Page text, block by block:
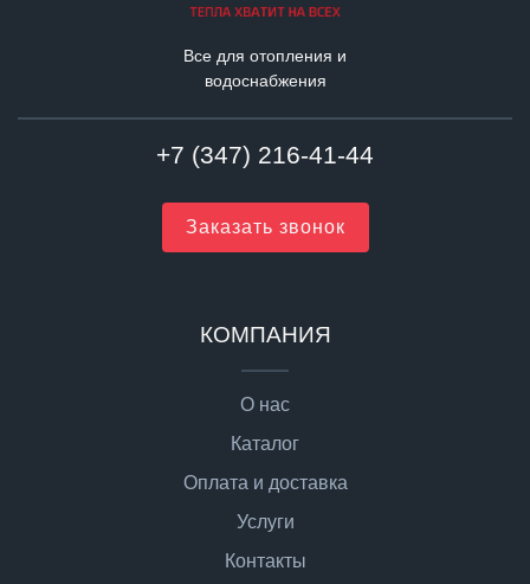
Все для отопления и
водоснабжения
+7 (347) 216-41-44
Заказать звонок
КОМПАНИЯ
О нас
Каталог
Оплата и доставка
Услуги
Контакты